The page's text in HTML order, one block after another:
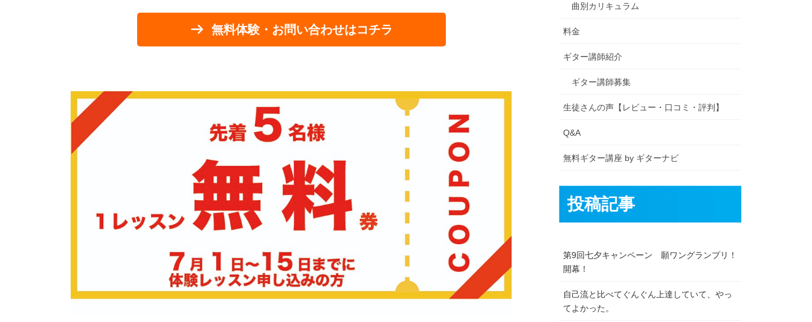
無料体験・お問い合わせはコチラ
曲別カリキュラム
料金
ギター講師紹介
ギター講師募集
生徒さんの声【レビュー・口コミ・評判】
Q&A
無料ギター講座 by ギターナビ
投稿記事
第9回七夕キャンペーン 願ワングランプリ！
開幕！
自己流と比べてぐんぐん上達していて、やっ
てよかった。